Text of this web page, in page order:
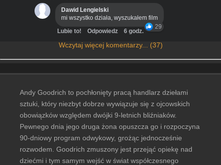
Dawid Lengielski
mi wszystko działa, wyszukałem film
29
Lubie to! Odpowiedz 6 godz.
Wczytaj więcej komentarzy... (37)
Andy Goodrich to pochłonięty pracą handlarz dziełami
sztuki, który niezbyt dobrze wywiązuje się z ojcowskich
obowiązków względem dwójki 9-letnich bliźniaków.
Pewnego dnia jego druga żona opuszcza go i rozpoczyna
90-dniowy program odwykowy, grożąc jednocześnie
rozwodem. Goodrich zmuszony jest przejąć opiekę nad
dziećmi i tym samym wejść w świat współczesnego